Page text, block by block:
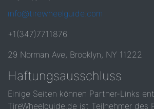
info@tirewheelguide.com
+1(347)7711876
29 Norman Ave, Brooklyn, NY 11222
Haftungsausschluss
Einige Seiten können Partner-Links
TireWheelguide.de ist Teilnehmer des